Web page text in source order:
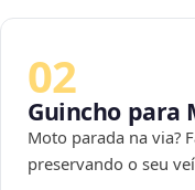
02
Guincho para
Moto parada na via?
preservando o seu